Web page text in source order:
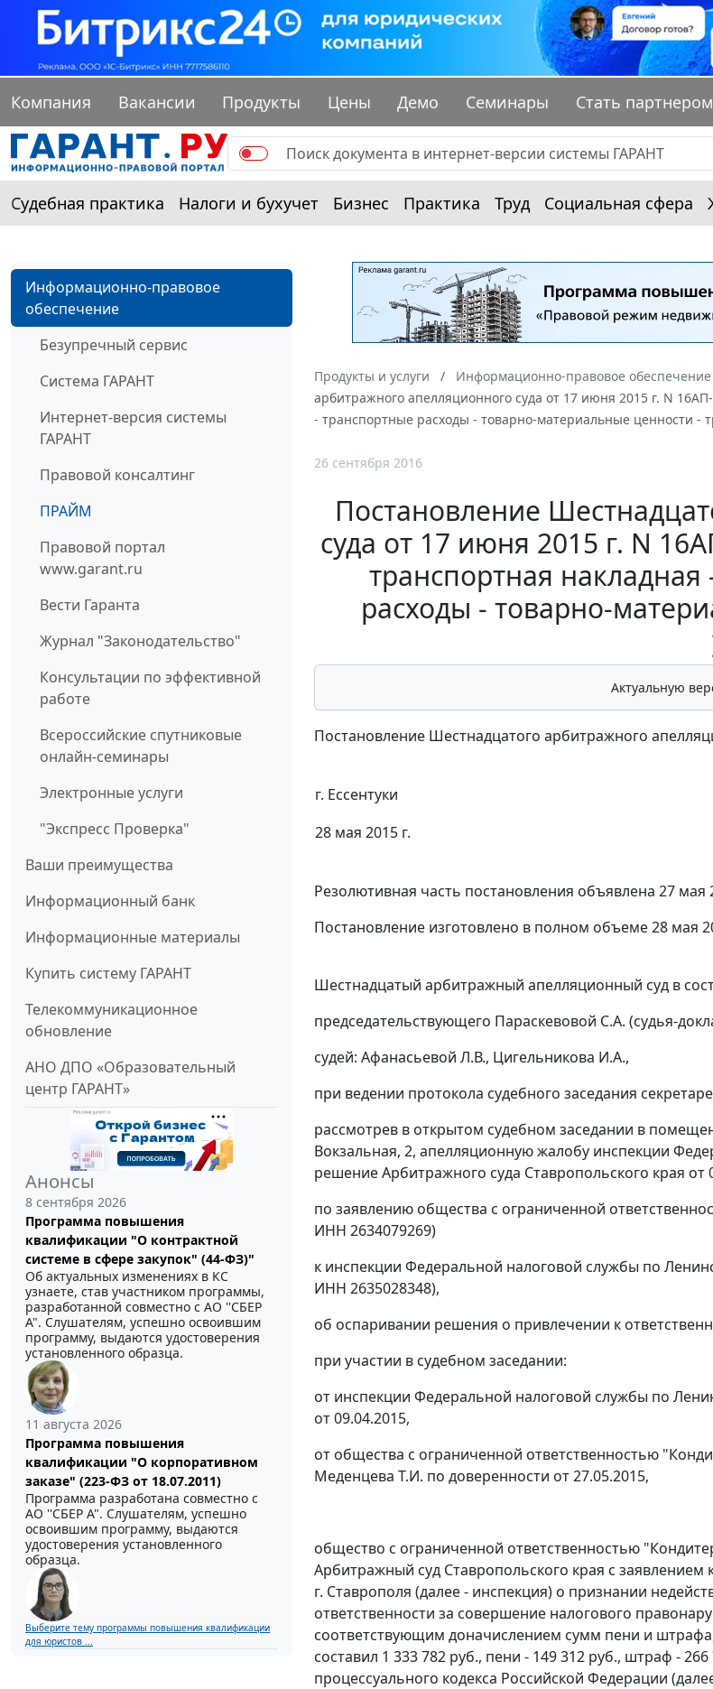
Компания Вакансии Продукты Цены Демо Семинары Стать партнером
Судебная практика Налоги и бухучет Бизнес Практика Труд Социальная сфера
Информационно-правовое
обеспечение
Безупречный сервис
Система ГАРАНТ
Интернет-версия системы
ГАРАНТ
Правовой консалтинг
ПРАЙМ
Правовой портал
www.garant.ru
Вести Гаранта
Журнал "Законодательство"
Консультации по эффективной
работе
Всероссийские спутниковые
онлайн-семинары
Электронные услуги
"Экспресс Проверка"
Ваши преимущества
Информационный банк
Информационные материалы
Купить систему ГАРАНТ
Телекоммуникационное
обновление
АНО ДПО «Образовательный
центр ГАРАНТ»
Анонсы
8 сентября 2026
Программа повышения
квалификации "О контрактной
системе в сфере закупок" (44-ФЗ)"
Об актуальных изменениях в КС
узнаете, став участником программы,
разработанной совместно с АО ''СБЕР
А". Слушателям, успешно освоившим
программу, выдаются удостоверения
установленного образца.
11 августа 2026
Программа повышения
квалификации "О корпоративном
заказе" (223-ФЗ от 18.07.2011)
Программа разработана совместно с
АО ''СБЕР А". Слушателям, успешно
освоившим программу, выдаются
удостоверения установленного
образца.
Выберите тему программы повышения квалификации
для юристов ...
Продукты и услуги Информационно-правовое обеспечение
арбитражного апелляционного суда от 17 июня 2015 г. N
- транспортные расходы - товарно-материальные ценности -
26 сентября 2016
Постановление
суда от 17 июня 2015 г. N
транспортная
расходы - товарно-
Актуальную
Постановление Шестнадцатого арбитражного
г. Ессентуки
28 мая 2015 г.
Резолютивная часть постановления объявлена 27 мая
Постановление изготовлено в полном объеме 28 мая
Шестнадцатый арбитражный апелляционный суд в
председательствующего Параскевовой С.А. (судья-
судей: Афанасьевой Л.В., Цигельникова И.А.,
при ведении протокола судебного заседания
рассмотрев в открытом судебном заседании в
Вокзальная, 2, апелляционную жалобу инспекции
решение Арбитражного суда Ставропольского края от
по заявлению общества с ограниченной
ИНН 2634079269)
к инспекции Федеральной налоговой службы по
ИНН 2635028348),
об оспаривании решения о привлечении к
при участии в судебном заседании:
от инспекции Федеральной налоговой службы по
от 09.04.2015,
от общества с ограниченной ответственностью
Меденцева Т.И. по доверенности от 27.05.2015,
общество с ограниченной ответственностью
Арбитражный суд Ставропольского края с
г. Ставрополя (далее - инспекция) о признании
ответственности за совершение налогового
соответствующим доначислением сумм пени и
составил 1 333 782 руб., пени - 149 312 руб., штраф -
процессуального кодекса Российской Федерации